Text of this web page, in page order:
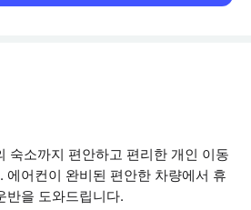
숙소까지 편안하고 편리한 개인 이동
에어컨이 완비된 편안한 차량에서 휴
반을 도와드립니다.